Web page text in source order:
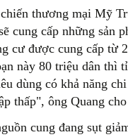
thương mại Mỹ
cung cấp những sản
cư được cung cấp từ
này 80 triệu dân thì
dùng có khả năng
thấp", ông Quang
cung đang sụt